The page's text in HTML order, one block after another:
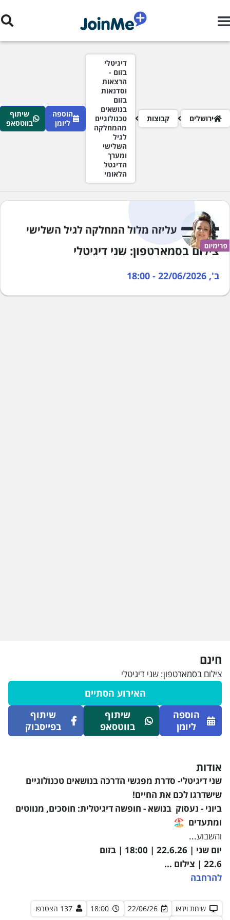
ירושלים קבוצות
דיגיטלי
בזום -
הרצאות
וסדנאות
בזום
בנושאים
טכנולוגיים
מהמחלקה
לגיל
השלישי
ומערך
הדיגטל
הלאומי
הוספה
ליומן
שיתוף
בווטסאפ
עליזה מלול המחלקה לגיל השלישי
צילום בסמארטפון: שני דיגיטלי
ב', 22/06/2026 - 18:00
חינם
צילום בסמארטפון: שני דיגיטלי
האירוע הסתיים
הוספה
ליומן
שיתוף
בווטסאפ
שיתוף
בפייסבוק
אודות
שני דיגיטלי- סדרת מפגשי הדרכה בנושאים טכנולוגיים
שישדרגו לכם את החיים!
ביוני - נעסוק בנושא - חופשה דיגיטלית: חוסכים, מנווטים
ומתעדים 🏖️
והשבוע...
יום שני | 22.6.26 | 18:00 | בזום
22.6 | צילום ...
להרחבה
שיחת וידאו 22/06/26
18:00
137 הצטרפו